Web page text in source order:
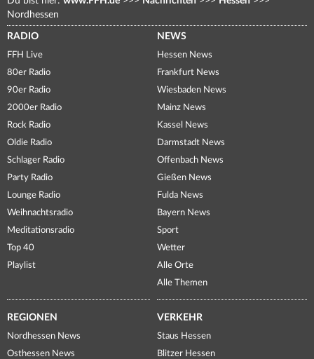
Nordhessen
RADIO
FFH Live
80er Radio
90er Radio
2000er Radio
Rock Radio
Oldie Radio
Schlager Radio
Party Radio
Lounge Radio
Weihnachtsradio
Meditationsradio
Top 40
Playlist
NEWS
Hessen News
Frankfurt News
Wiesbaden News
Mainz News
Kassel News
Darmstadt News
Offenbach News
Gießen News
Fulda News
Bayern News
Sport
Wetter
Alle Orte
Alle Themen
REGIONEN
Nordhessen News
Osthessen News
VERKEHR
Staus Hessen
Blitzer Hessen